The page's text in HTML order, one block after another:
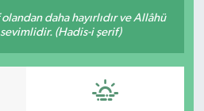
daha hayırlıdır ve Allâhü
sevimlidir. (Hadis-i şerif)